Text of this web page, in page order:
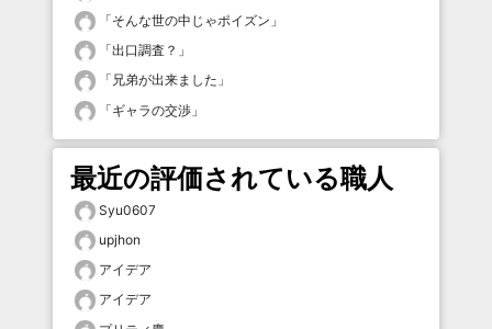
「そんな世の中じゃポイズン 」
「出口調査？ 」
「 兄弟が出来ました 」
「ギャラの交渉 」
最近の評価されている職人
Syu0607
upjhon
アイデア
アイデア